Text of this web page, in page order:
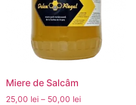
Miere de Salcâm
25,00 lei – 50,00 lei